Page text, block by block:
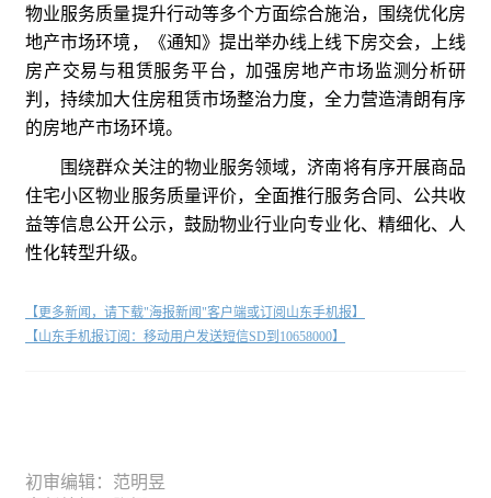
物业服务质量提升行动等多个方面综合施治，围绕优化房
地产市场环境，《通知》提出举办线上线下房交会，上线
房产交易与租赁服务平台，加强房地产市场监测分析研
判，持续加大住房租赁市场整治力度，全力营造清朗有序
的房地产市场环境。
围绕群众关注的物业服务领域，济南将有序开展商品
住宅小区物业服务质量评价，全面推行服务合同、公共收
益等信息公开公示，鼓励物业行业向专业化、精细化、人
性化转型升级。
【更多新闻，请下载"海报新闻"客户端或订阅山东手机报】
【山东手机报订阅：移动用户发送短信SD到10658000】
初审编辑：范明昱